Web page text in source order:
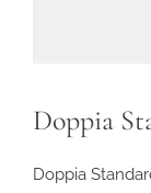
Doppia
Doppia